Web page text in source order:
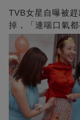
TVB女星自曝被
掉，「連喘口氣